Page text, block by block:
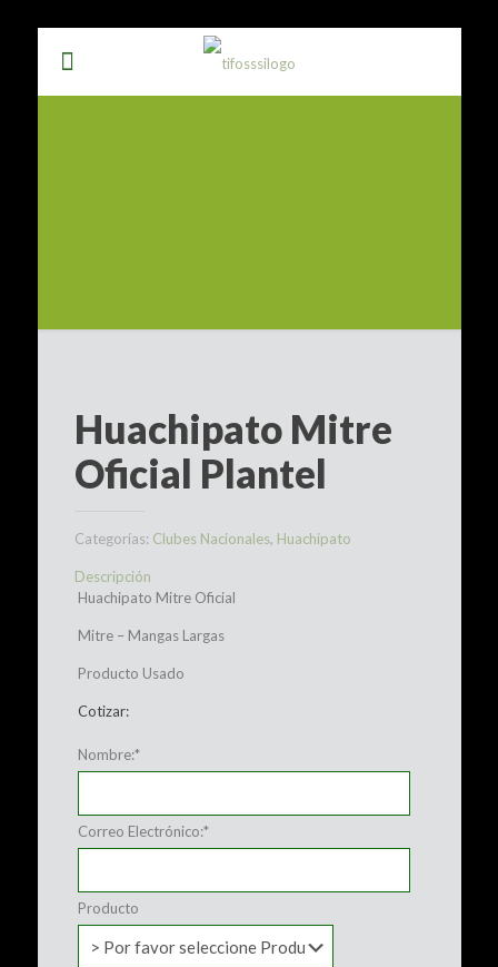
Huachipato Mitre
Oficial Plantel
Categorías: Clubes Nacionales, Huachipato
Descripción
Huachipato Mitre Oficial
Mitre – Mangas Largas
Producto Usado
Cotizar:
Nombre:*
Correo Electrónico:*
Producto